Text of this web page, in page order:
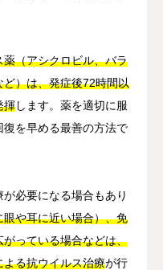
薬（アシクロビル、バラ
）は、発症後72時間以
揮します。薬を適切に服
を早める最善の方法で
必要になる場合もあり
や耳に近い場合）、免
っている場合などは、
る抗ウイルス治療が行